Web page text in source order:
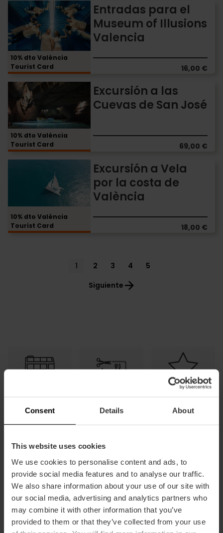
Consent Details About
This website uses cookies
We use cookies to personalise content and ads, to
provide social media features and to analyse our traffic.
We also share information about your use of our site with
our social media, advertising and analytics partners who
may combine it with other information that you’ve
provided to them or that they’ve collected from your use
10% dto València
Tourist Card
Entradas para el
Museum of Illusions
Valencia
16,00 €
Entradas
para
el
Museum
of
Illusions
Valencia
10% dto València
Tourist Card
Excursión a las
Cuevas de San José
69,00 €
Excursión
las
Cuevas
de
San
José
10% dto València
Tourist Card
Excursión a Vela
por la costa de
València
18,00 €
la
costa
de
Current
1 Page
2 Page
3 Page
4 Page
5
Siguiente
Preguntas
frecuentes
Cómo
ahorrar
Cómo se
utiliza